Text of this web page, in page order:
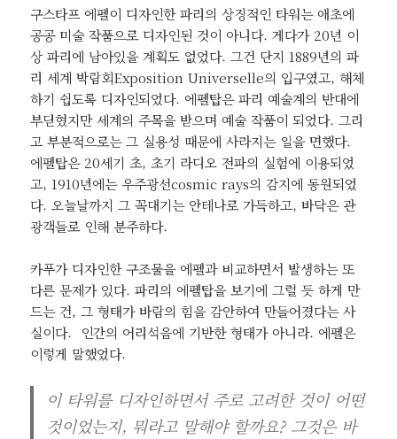
구스타프 에펠이 디자인한 파리의 상징적인 타워는 애초에
공공 미술 작품으로 디자인된 것이 아니다. 게다가 20년 이
상 파리에 남아있을 계획도 없었다. 그건 단지 1889년의 파
리 세계 박람회Exposition Universelle의 입구였고, 해체
하기 쉽도록 디자인되었다. 에펠탑은 파리 예술계의 반대에
부딛혔지만 세계의 주목을 받으며 예술 작품이 되었다. 그리
고 부분적으로는 그 실용성 때문에 사라지는 일을 면했다.
에펠탑은 20세기 초, 초기 라디오 전파의 실험에 이용되었
고, 1910년에는 우주광선cosmic rays의 감지에 동원되었
다. 오늘날까지 그 꼭대기는 안테나로 가득하고, 바닥은 관
광객들로 인해 분주하다.
카푸가 디자인한 구조물을 에펠과 비교하면서 발생하는 또
다른 문제가 있다. 파리의 에펠탑을 보기에 그럴 듯 하게 만
드는 건, 그 형태가 바람의 힘을 감안하여 만들어졌다는 사
실이다. 인간의 어리석음에 기반한 형태가 아니라. 에펠은
이렇게 말했었다.
이 타워를 디자인하면서 주로 고려한 것이 어떤
것이었는지, 뭐라고 말해야 할까요? 그것은 바